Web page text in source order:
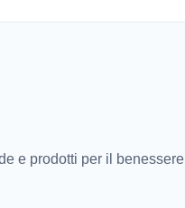
e prodotti per il benessere